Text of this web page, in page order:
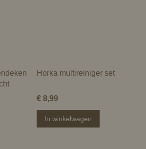
Horka multireiniger set
€ 8,99
In winkelwagen